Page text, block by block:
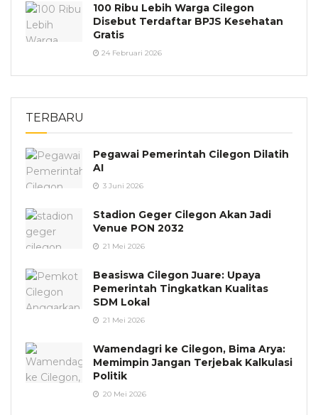
100 Ribu Lebih Warga Cilegon
Disebut Terdaftar BPJS Kesehatan
Gratis
24 Februari 2026
TERBARU
Pegawai Pemerintah Cilegon Dilatih
AI
3 Juni 2026
Stadion Geger Cilegon Akan Jadi
Venue PON 2032
21 Mei 2026
Beasiswa Cilegon Juare: Upaya
Pemerintah Tingkatkan Kualitas
SDM Lokal
21 Mei 2026
Wamendagri ke Cilegon, Bima Arya:
Memimpin Jangan Terjebak Kalkulasi
Politik
20 Mei 2026